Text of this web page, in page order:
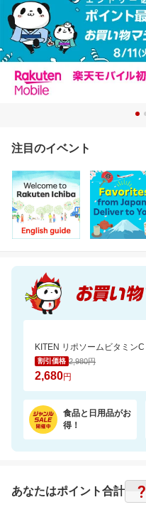
注目のイベント
KITEN リポソームビタミンC
割引価格 2,980円
2,680円
食品と日用品がお
得！
あなたはポイント合計 ?